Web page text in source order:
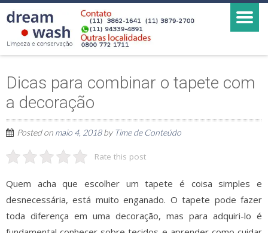
Dicas para combinar o tapete com
a decoração
Posted on maio 4, 2018by Time de Conteúdo
Rate this post
Quem acha que escolher um tapete é coisa simples e
desnecessária, está muito enganado. O tapete pode fazer
toda diferença em uma decoração, mas para adquiri-lo é